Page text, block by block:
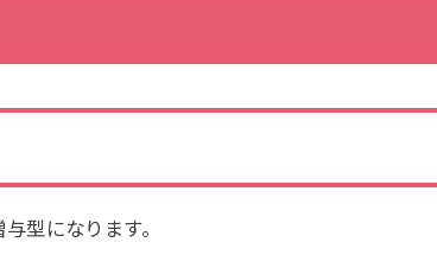
型になります。